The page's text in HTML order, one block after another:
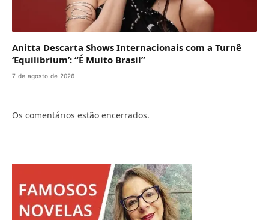
Anitta Descarta Shows Internacionais com a Turnê
‘Equilibrium’: “É Muito Brasil”
7 de agosto de 2026
Os comentários estão encerrados.